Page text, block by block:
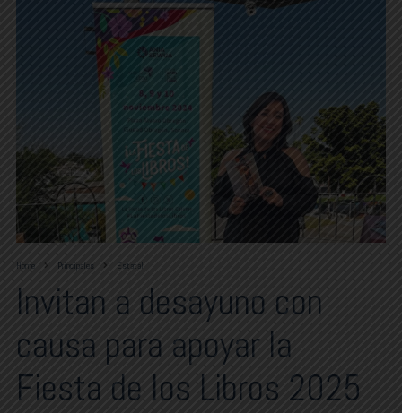
Home Principales Estatal
Invitan a desayuno con
causa para apoyar la
Fiesta de los Libros 2025